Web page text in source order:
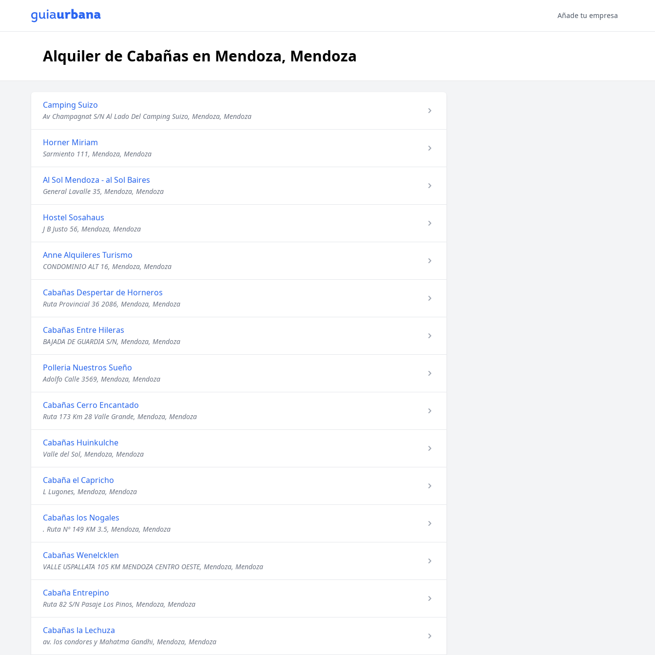
Añade tu empresa
Alquiler de Cabañas en Mendoza, Mendoza
Camping Suizo
Av Champagnat S/N Al Lado Del Camping Suizo, Mendoza, Mendoza
Horner Miriam
Sarmiento 111, Mendoza, Mendoza
Al Sol Mendoza - al Sol Baires
General Lavalle 35, Mendoza, Mendoza
Hostel Sosahaus
J B Justo 56, Mendoza, Mendoza
Anne Alquileres Turismo
CONDOMINIO ALT 16, Mendoza, Mendoza
Cabañas Despertar de Horneros
Ruta Provincial 36 2086, Mendoza, Mendoza
Cabañas Entre Hileras
BAJADA DE GUARDIA S/N, Mendoza, Mendoza
Polleria Nuestros Sueño
Adolfo Calle 3569, Mendoza, Mendoza
Cabañas Cerro Encantado
Ruta 173 Km 28 Valle Grande, Mendoza, Mendoza
Cabañas Huinkulche
Valle del Sol, Mendoza, Mendoza
Cabaña el Capricho
L Lugones, Mendoza, Mendoza
Cabañas los Nogales
. Ruta Nº 149 KM 3.5, Mendoza, Mendoza
Cabañas Wenelcklen
VALLE USPALLATA 105 KM MENDOZA CENTRO OESTE, Mendoza, Mendoza
Cabaña Entrepino
Ruta 82 S/N Pasaje Los Pinos, Mendoza, Mendoza
Cabañas la Lechuza
av. los condores y Mahatma Gandhi, Mendoza, Mendoza